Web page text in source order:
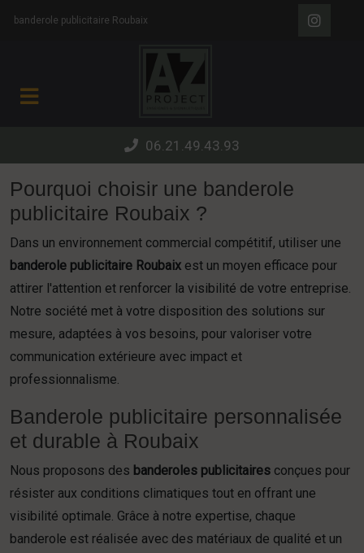
banderole publicitaire Roubaix
06.21.49.43.93
Pourquoi choisir une banderole
publicitaire Roubaix ?
Dans un environnement commercial compétitif, utiliser une
banderole publicitaire Roubaix est un moyen efficace pour
attirer l'attention et renforcer la visibilité de votre entreprise.
Notre société met à votre disposition des solutions sur
mesure, adaptées à vos besoins, pour valoriser votre
communication extérieure avec impact et
professionnalisme.
Banderole publicitaire personnalisée
et durable à Roubaix
Nous proposons des banderoles publicitaires conçues pour
résister aux conditions climatiques tout en offrant une
visibilité optimale. Grâce à notre expertise, chaque
banderole est réalisée avec des matériaux de qualité et un